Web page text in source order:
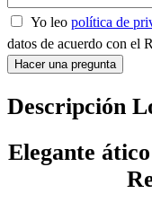
Yo leo política de
datos de acuerdo con el
Hacer una pregunta
Descripción
Elegante